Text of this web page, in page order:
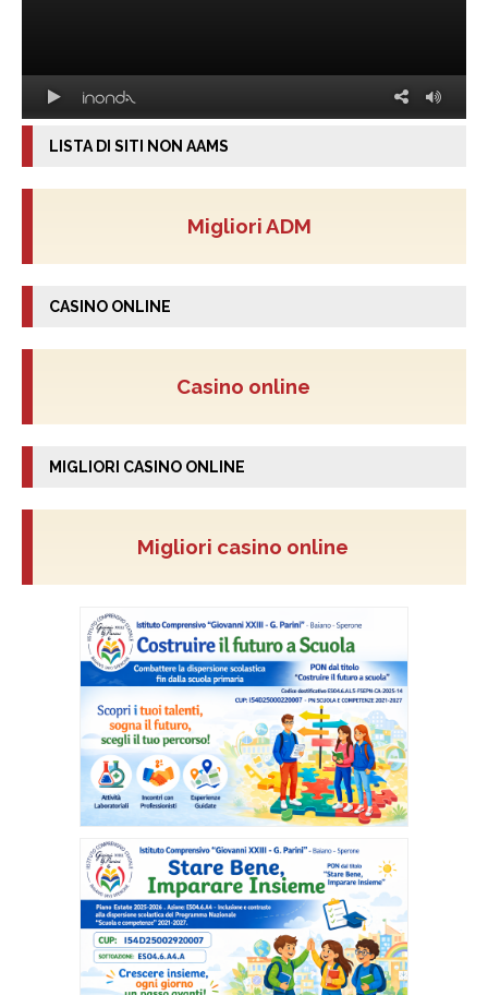
LISTA DI SITI NON AAMS
Migliori ADM
CASINO ONLINE
Casino online
MIGLIORI CASINO ONLINE
Migliori casino online